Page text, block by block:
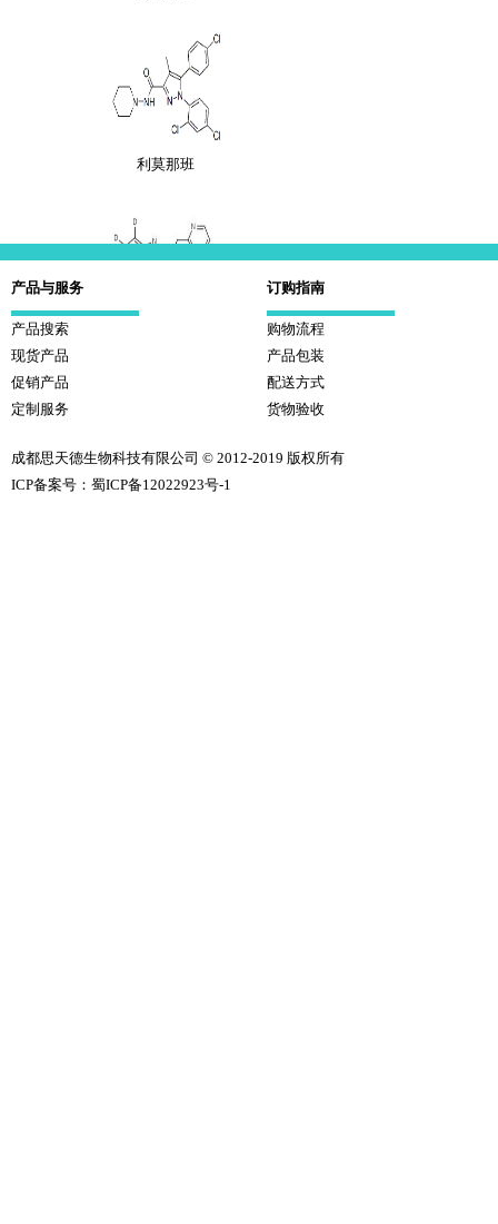
利莫那班
氘代兰索拉唑-D4 同位素标记物
产品与服务
产品搜索
现货产品
促销产品
定制服务
订购指南
购物流程
产品包装
配送方式
货物验收
成都思天德生物科技有限公司 © 2012-2019 版权所有
ICP备案号：蜀ICP备12022923号-1